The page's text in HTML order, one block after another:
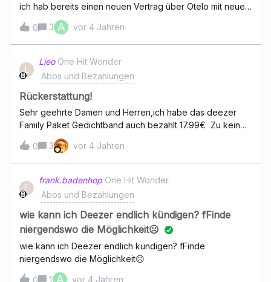
ich hab bereits einen neuen Vertrag über Otelo mit neuer
Rufnummer. Bis jetzt wurde Deezer über Vodafone
abgerechnet. Wie kann ich das auf die neue Rufnummer
ändern und bekomme ich über Otelo auch die
Vergünstigung? Ist ja schließlich auch über Vodafone nur
als Tochtergesellschaft.Kann ich das über die neue
Rufnummer abrechnen lassen über den Vertrag
0 3 A vor 4 Jahren
L
Lieo One Hit Wonder
Abos und Bezahlungen
Rückerstattung!
Sehr geehrte Damen und Herren,ich habe das deezer
Family Paket Gedichtband auch bezahlt 17.99€ Zu keiner
Zeit konnte mehrere Menschen meinen Account
benutzen. Nun ist mein Upgrade abgelaufen und ich
möchte entweder Rückerstattung der 17,99€ oder einen
Monat gratis deezer premium zu erhalten. Ich bitte um
sofortige Rückmeldung!
0 3 vor 4 Jahren
F
frank.badenhop One Hit Wonder
Abos und Bezahlungen
wie kann ich Deezer endlich kündigen? fFinde
niergendswo die Möglichkeit☹️
wie kann ich Deezer endlich kündigen? fFinde
niergendswo die Möglichkeit☹️
0 1 A vor 4 Jahren